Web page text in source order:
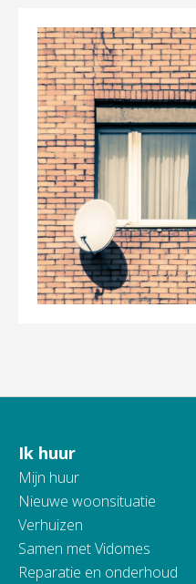
Contactinformatie
Ik huur
Mijn huur
Nieuwe woonsituatie
Verhuizen
Samen met Vidomes
Reparatie en onderhoud